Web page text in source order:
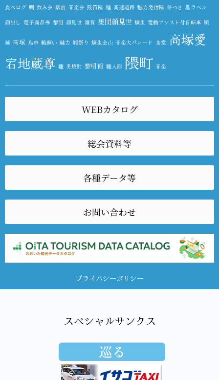
食べログ 鯛 飲み会 駅前 音楽会 鼓笛隊 麺 高速道路 魅力発信隊 餅つき 黒ラベル
顔出し 電子商品券 黎明 顔見世 雑貨 集団顔見世 鯛生 電動アシスト付自転車 順
延 高塚 鳥市 鵜飼い 魅力 雛祭り 鯛生金山 音楽大パレード 食堂 高塚愛
宕地蔵尊 雛 麦焼酎 黎明館 雛人形 隈町 音楽
WEBカタログ
総会資料等
各種データ等
お問い合わせ
プライバシーポリシー
スペシャルサンクス